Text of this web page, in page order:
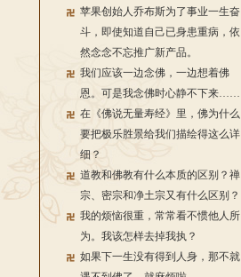
苹果创始人乔布斯为了事业一生奋
斗，即使知道自己已身患重病，依
然念念不忘推广新产品。
我们应该一边念佛，一边想着佛
恩。可是我念佛时心静不下来……
在《佛说无量寿经》里，佛为什么
要把极乐胜景给我们描绘得这么详
细？
道教和佛教有什么本质的区别？禅
宗、密宗和净土宗又有什么区别？
我的烦恼很重，常常看不惯他人所
为。我该怎样去掉我执？
如果下一生没有得到人身，那不就